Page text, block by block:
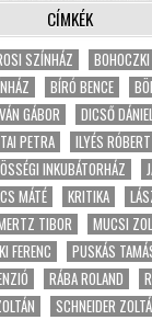
CÍMKÉK
SZÍNHÁZ
BÍRÓ BENCE
GÁBOR DICSŐ DÁNIEL
PETRA ILYÉS RÓBERT
INKUBÁTORHÁZ
MÁTÉ KRITIKA
TIBOR
MUCSI
FERENC PUSKÁS
RÁBA ROLAND
SCHNEIDER